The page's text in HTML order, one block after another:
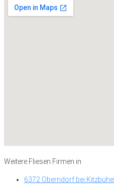
Weitere Fliesen Firmen in
6372 Oberndorf bei Kitzbühel